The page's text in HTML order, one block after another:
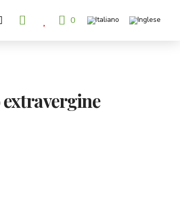
0
extravergine